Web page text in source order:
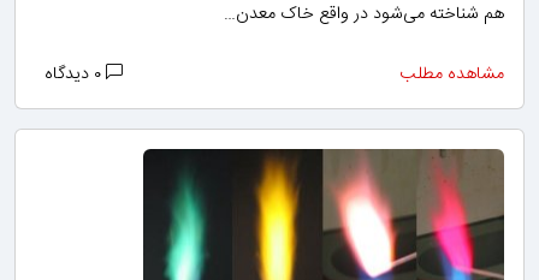
هم شناخته می‌شود در واقع خاک معدن…
مشاهده مطلب